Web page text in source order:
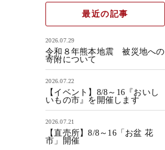
最近の記事
2026.07.29
令和８年熊本地震 被災地への
寄附について
2026.07.22
【イベント】8/8～16『おいし
いもの市』を開催します
2026.07.21
【直売所】8/8～16「お盆 花
市」開催